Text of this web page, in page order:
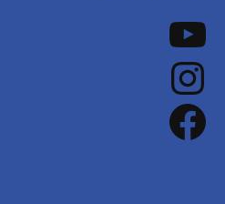
Notre chaine Youtube
Notre Instagram
Notre Facebook